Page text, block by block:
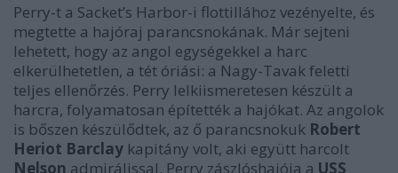
Perry-t a Sacket’s Harbor-i flottillához vezényelte, és
megtette a hajóraj parancsnokának. Már sejteni
lehetett, hogy az angol egységekkel a harc
elkerülhetetlen, a tét óriási: a Nagy-Tavak feletti
teljes ellenőrzés. Perry lelkiismeretesen készült a
harcra, folyamatosan építették a hajókat. Az angolok
is bőszen készülődtek, az ő parancsnokuk Robert
Heriot Barclay kapitány volt, aki együtt harcolt
Nelson admirálissal. Perry zászlóshajója a USS